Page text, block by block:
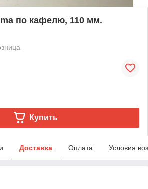
по кафелю, 110 мм.
Купить
Доставка Оплата Условия